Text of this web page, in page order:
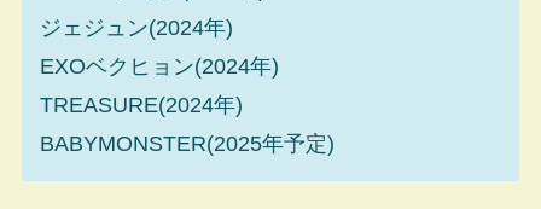
ジェジュン(2024年)
EXOベクヒョン(2024年)
TREASURE(2024年)
BABYMONSTER(2025年予定)